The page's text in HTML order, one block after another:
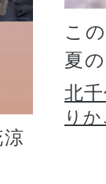
こ
夏
北
り